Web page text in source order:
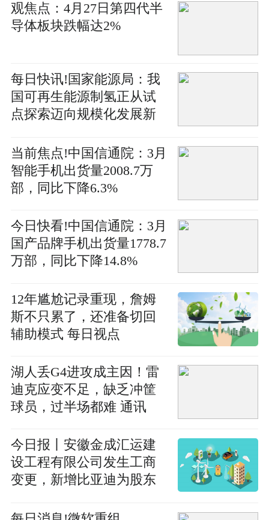
观焦点：4月27日第四代半
导体板块跌幅达2%
每日快讯!国家能源局：我
国可再生能源制氢正从试
点探索迈向规模化发展新
当前焦点!中国信通院：3月
智能手机出货量2008.7万
部，同比下降6.3%
今日快看!中国信通院：3月
国产品牌手机出货量1778.7
万部，同比下降14.8%
12年尴尬记录重现，詹姆
斯不只累了，还准备切回
辅助模式 每日视点
湖人丢G4进攻成主因！雷
迪克应变不足，缺乏冲筐
球员，过半场都难 通讯
今日报丨安徽金成汇运建
设工程有限公司发生工商
变更，新增比亚迪为股东